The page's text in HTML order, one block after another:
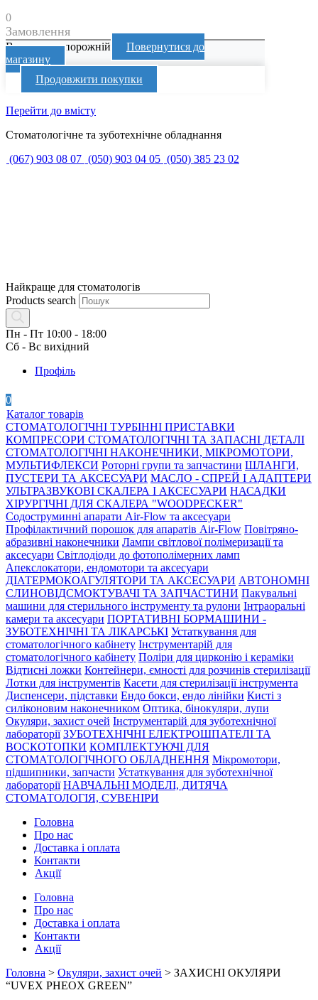
0
Замовлення
Ваш кошик порожній
Повернутися до
магазину
Продовжити покупки
Перейти до вмісту
Стоматологічне та зуботехнічне обладнання
(067) 903 08 07 (050) 903 04 05 (050) 385 23 02
Найкраще для стоматологів
Products search
Пн - Пт 10:00 - 18:00
Сб - Вс вихідний
Профіль
0
Каталог товарів
СТОМАТОЛОГІЧНІ ТУРБІННІ ПРИСТАВКИ
КОМПРЕСОРИ СТОМАТОЛОГІЧНІ ТА ЗАПАСНІ ДЕТАЛІ
СТОМАТОЛОГІЧНІ НАКОНЕЧНИКИ, МІКРОМОТОРИ,
МУЛЬТИФЛЕКСИ Роторні групи та запчастини ШЛАНГИ,
ПУСТЕРИ ТА АКСЕСУАРИ МАСЛО - СПРЕЙ І АДАПТЕРИ
УЛЬТРАЗВУКОВІ СКАЛЕРА І АКСЕСУАРИ НАСАДКИ
ХІРУРГІЧНІ ДЛЯ СКАЛЕРА "WOODPECKER"
Содоструминні апарати Air-Flow та аксесуари
Профілактичний порошок для апаратів Air-Flow Повітряно-
абразивні наконечники Лампи світлової полімеризації та
аксесуари Світлодіоди до фотополімерних ламп
Апекслокатори, ендомотори та аксесуари
ДІАТЕРМОКОАГУЛЯТОРИ ТА АКСЕСУАРИ АВТОНОМНІ
СЛИНОВІДСМОКТУВАЧІ ТА ЗАПЧАСТИНИ Пакувальні
машини для стерильного інструменту та рулони Інтраоральні
камери та аксесуари ПОРТАТИВНІ БОРМАШИНИ -
ЗУБОТЕХНІЧНІ ТА ЛІКАРСЬКІ Устаткування для
стоматологічного кабінету Інструментарій для
стоматологічного кабінету Поліри для цирконію і кераміки
Відтисні ложки Контейнери, ємності для розчинів стерилізації
Лотки для інструментів Касети для стерилізації інструмента
Диспенсери, підставки Ендо бокси, ендо лінійки Кисті з
силіконовим наконечником Оптика, бінокуляри, лупи
Окуляри, захист очей Інструментарій для зуботехнічної
лабораторії ЗУБОТЕХНІЧНІ ЕЛЕКТРОШПАТЕЛІ ТА
ВОСКОТОПКИ КОМПЛЕКТУЮЧІ ДЛЯ
СТОМАТОЛОГІЧНОГО ОБЛАДНЕННЯ Мікромотори,
підшипники, запчасти Устаткування для зуботехнічної
лабораторії НАВЧАЛЬНІ МОДЕЛІ, ДИТЯЧА
СТОМАТОЛОГІЯ, СУВЕНІРИ
Головна
Про нас
Доставка і оплата
Контакти
Акції
Головна
Про нас
Доставка і оплата
Контакти
Акції
Головна > Окуляри, захист очей > ЗАХИСНІ ОКУЛЯРИ
“UVEX PHEOX GREEN”